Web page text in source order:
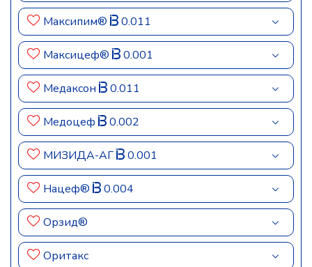
Максипим® 0.011
Максицеф® 0.001
Медаксон 0.011
Медоцеф 0.002
МИЗИДА-АГ 0.001
Нацеф® 0.004
Орзид®
Оритакс